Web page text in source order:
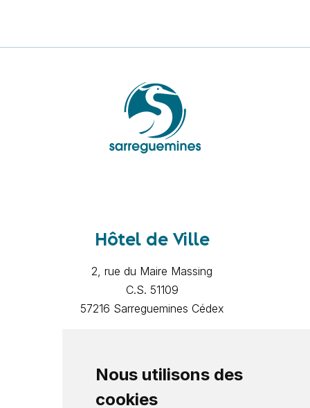
Nous utilisons des
cookies
Hôtel de Ville
2, rue du Maire Massing
C.S. 51109
57216 Sarreguemines Cédex
Contact